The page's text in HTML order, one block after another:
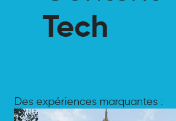
Tech
Tech
Des expériences marquantes :